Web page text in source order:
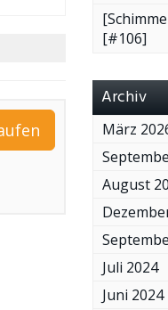
[#106]
Archiv
März
August
Juli 2024
Juni 2024